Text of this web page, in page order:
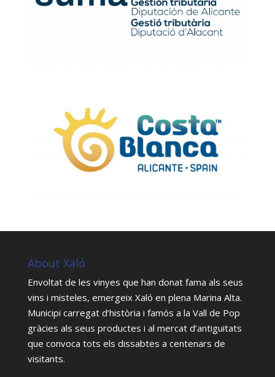
About Xaló
Envoltat de les vinyes que han donat fama als seus
vins i misteles, emergeix Xaló en plena Marina Alta.
Municipi carregat d’història i famós a la Vall de Pop
gràcies als seus productes i al mercat d’antiguitats
que convoca tots els dissabtes a centenars de
visitants.